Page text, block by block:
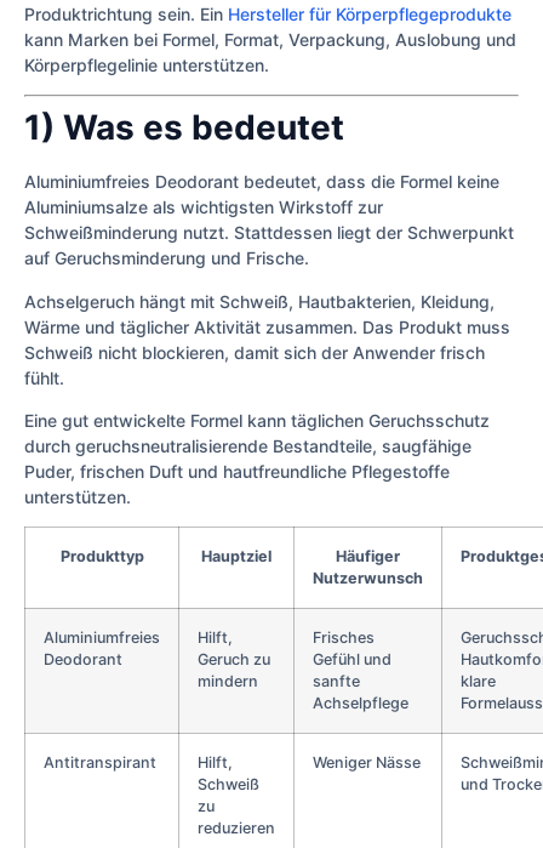
Produktrichtung sein. Ein Hersteller für Körperpflegeprodukte
kann Marken bei Formel, Format, Verpackung, Auslobung und
Körperpflegelinie unterstützen.
1) Was es bedeutet
Aluminiumfreies Deodorant bedeutet, dass die Formel keine
Aluminiumsalze als wichtigsten Wirkstoff zur
Schweißminderung nutzt. Stattdessen liegt der Schwerpunkt
auf Geruchsminderung und Frische.
Achselgeruch hängt mit Schweiß, Hautbakterien, Kleidung,
Wärme und täglicher Aktivität zusammen. Das Produkt muss
Schweiß nicht blockieren, damit sich der Anwender frisch
fühlt.
Eine gut entwickelte Formel kann täglichen Geruchsschutz
durch geruchsneutralisierende Bestandteile, saugfähige
Puder, frischen Duft und hautfreundliche Pflegestoffe
unterstützen.
Produkttyp Hauptziel
Häufiger
Nutzerwunsch
Aluminiumfreies
Deodorant
Hilft,
Geruch zu
mindern
Frisches
Gefühl und
sanfte
Achselpflege
klare
Antitranspirant
Hilft,
Schweiß
zu
reduzieren
Weniger Nässe
und